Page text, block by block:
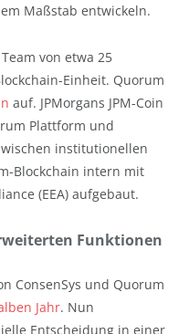
Maßstab entwickeln.
von etwa 25
Einheit. Quorum
auf. JPMorgans JPM-Coin
Plattform und
institutionellen
Blockchain intern mit
(EEA) aufgebaut.
Funktionen
ConsenSys und Quorum
Jahr. Nun
Entscheidung in einer